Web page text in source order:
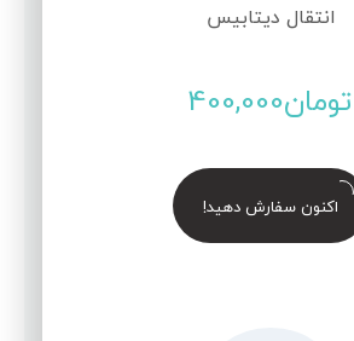
انتقال دیتابیس
تومان400,000
اکنون سفارش دهید!